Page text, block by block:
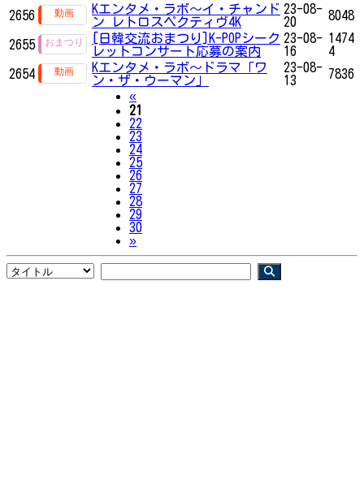
2656
Kエンタメ・ラボ～イ・チャンド
ン レトロスペクティヴ4K
23-08-
20
8048
2655
[日韓交流おまつり]K-POPシーク
レットコンサート応募の案内
23-08-
16
1474
4
2654
Kエンタメ・ラボ～ドラマ「ワ
ン・ザ・ウーマン」
23-08-
13
7836
«Previous
21
22
23
24
25
26
27
28
29
30
»Next